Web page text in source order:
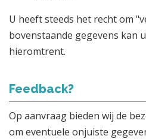
U heeft steeds het recht om
bovenstaande gegevens kan
hieromtrent.
Feedback?
Op aanvraag bieden wij de
om eventuele onjuiste